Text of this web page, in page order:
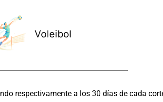
Voleibol
respectivamente a los 30 días de cada